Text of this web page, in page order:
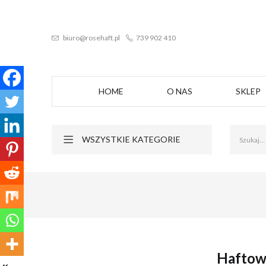
biuro@rosehaft.pl 739 902 410
HOME O NAS SKLEP
WSZYSTKIE KATEGORIE